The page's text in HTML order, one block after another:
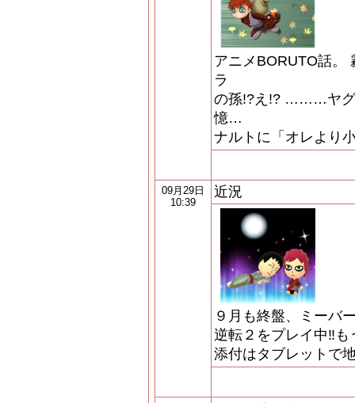
アニメBORUTO話。
ラ
の孫!?え!? ………ヤグ
憶…
ナルトに「オレより
09月29日
10:39
近況
９月も終盤、ミーバ
逆転２をプレイ中‼
添付はタブレットで